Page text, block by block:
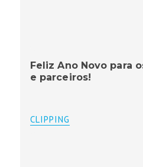
Feliz Ano Novo para
e parceiros!
CLIPPING